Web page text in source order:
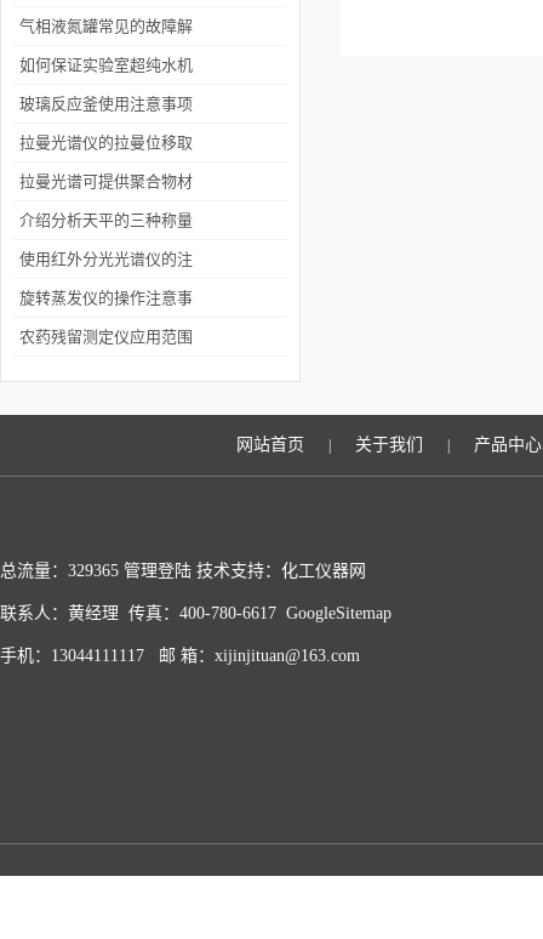
谱的因素
气相液氮罐常见的故障解
决方法有哪些
如何保证实验室超纯水机
长期稳定的运行
玻璃反应釜使用注意事项
拉曼光谱仪的拉曼位移取
决于分子振动能级的变化
拉曼光谱可提供聚合物材
料结构方面的许多重要信
息
介绍分析天平的三种称量
方法
使用红外分光光谱仪的注
意事项有哪些
旋转蒸发仪的操作注意事
项
农药残留测定仪应用范围
网站首页 关于我们 产品中心
总流量：329365 管理登陆 技术支持：化工仪器网
联系人：黄经理 传真：400-780-6617 GoogleSitemap
手机：13044111117 邮 箱：xijinjituan@163.com